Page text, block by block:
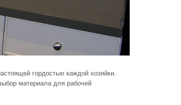
гордостью каждой хозяйки.
материала для рабочей